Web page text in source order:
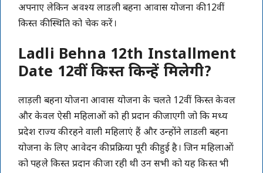
अपनाए लेकिन अवश्य लाडली बहना आवास योजना की 12वीं
किस्त की स्थिति को चेक करें।
Ladli Behna 12th Installment
Date 12वीं किस्त किन्हें मिलेगी?
लाड़ली बहना योजना आवास योजना के चलते 12वीं किस्त केवल
और केवल ऐसी महिलाओं को ही प्रदान की जाएगी जो कि मध्य
प्रदेश राज्य की रहने वाली महिलाएं हैं और उन्होंने लाडली बहना
योजना के लिए आवेदन की प्रक्रिया पूरी की हुई है। जिन महिलाओं
को पहले किस्त प्रदान की जा रही थी उन सभी को यह किस्त भी